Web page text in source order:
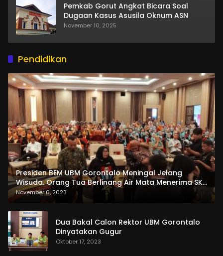
Pemkab Gorut Angkat Bicara Soal
Dugaan Kasus Asusila Oknum ASN
November 10, 2025
Pendidikan
Presiden BEM UBM Gorontalo Meningal Jelang
Wisuda. Orang Tua Berlinang Air Mata Menerima SKL
dan Pemasangan Salempang
November 6, 2023
Dua Bakal Calon Rektor UBM Gorontalo
Dinyatakan Gugur
Oktober 17, 2023